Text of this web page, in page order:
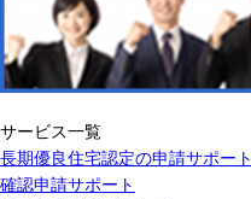
サービス一覧
長期優良住宅認定の申請サポート
確認申請サポート